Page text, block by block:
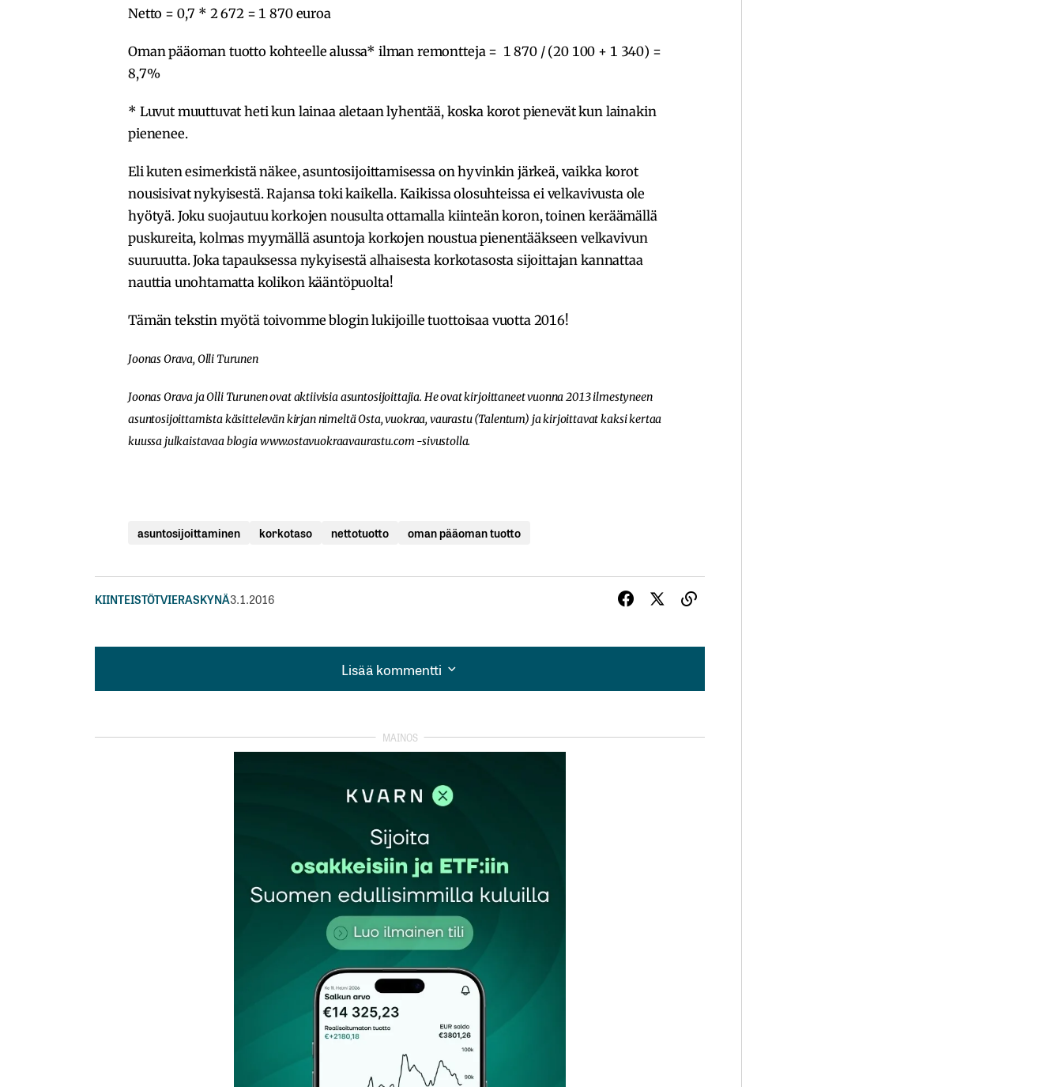
Netto = 0,7 * 2 672 = 1 870 euroa
Oman pääoman tuotto kohteelle alussa* ilman remontteja = 1 870 / (20 100 + 1 340) =
8,7%
* Luvut muuttuvat heti kun lainaa aletaan lyhentää, koska korot pienevät kun lainakin
pienenee.
Eli kuten esimerkistä näkee, asuntosijoittamisessa on hyvinkin järkeä, vaikka korot
nousisivat nykyisestä. Rajansa toki kaikella. Kaikissa olosuhteissa ei velkavivusta ole
hyötyä. Joku suojautuu korkojen nousulta ottamalla kiinteän koron, toinen keräämällä
puskureita, kolmas myymällä asuntoja korkojen noustua pienentääkseen velkavivun
suuruutta. Joka tapauksessa nykyisestä alhaisesta korkotasosta sijoittajan kannattaa
nauttia unohtamatta kolikon kääntöpuolta!
Tämän tekstin myötä toivomme blogin lukijoille tuottoisaa vuotta 2016!
Joonas Orava, Olli Turunen
Joonas Orava ja Olli Turunen ovat aktiivisia asuntosijoittajia. He ovat kirjoittaneet vuonna 2013 ilmestyneen
asuntosijoittamista käsittelevän kirjan nimeltä Osta, vuokraa, vaurastu (Talentum) ja kirjoittavat kaksi kertaa
kuussa julkaistavaa blogiawww.ostavuokraavaurastu.com -sivustolla.
asuntosijoittaminen korkotaso nettotuotto oman pääoman tuotto
KIINTEISTÖTVIERASKYNÄ3.1.2016
Lisää kommentti
Lisää kommentti
Pakolliset kentät on merkitty
Sähköpostiosoitteesi